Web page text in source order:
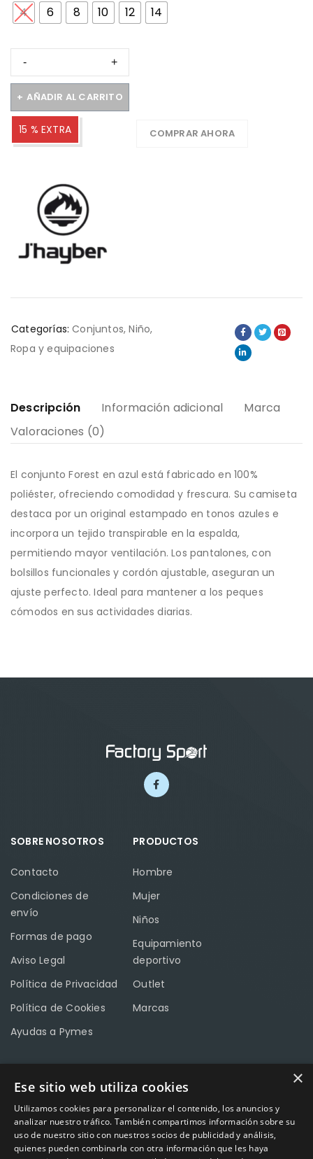
4 6 8 10 12 14
AÑADIR AL CARRITO
15 % EXTRA COMPRAR AHORA
Categorías: Conjuntos,Niño,
Ropa y equipaciones
Descripción Información adicional
Marca
Valoraciones (0)
El conjunto Forest en azul está fabricado en 100%
poliéster, ofreciendo comodidad y frescura. Su camiseta
destaca por un original estampado en tonos azules e
incorpora un tejido transpirable en la espalda,
permitiendo mayor ventilación. Los pantalones, con
bolsillos funcionales y cordón ajustable, aseguran un
ajuste perfecto. Ideal para mantener a los peques
cómodos en sus actividades diarias.
SOBRE NOSOTROS
Contacto
Condiciones de
envío
Formas de pago
Aviso Legal
Política de Privacidad
Política de Cookies
Ayudas a Pymes
PRODUCTOS
Hombre
Mujer
Niños
Equipamiento
deportivo
Outlet
Marcas
CONTACTO
Calle Méndez Núñez nº3 – Fuente Palmera 14120 Córdoba
Teléfono957 04 96 57
×
Ese sitio web utiliza cookies
Utilizamos cookies para personalizar el contenido, los anuncios y
analizar nuestro tráfico. También compartimos información sobre su
uso de nuestro sitio con nuestros socios de publicidad y análisis,
quienes pueden combinarla con otra información que les haya